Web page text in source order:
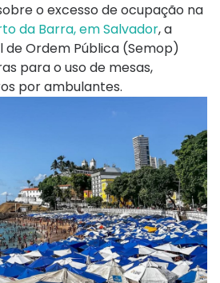
o excesso de ocupação na
da Barra, em Salvador, a
de Ordem Pública (Semop)
para o uso de mesas,
por ambulantes.